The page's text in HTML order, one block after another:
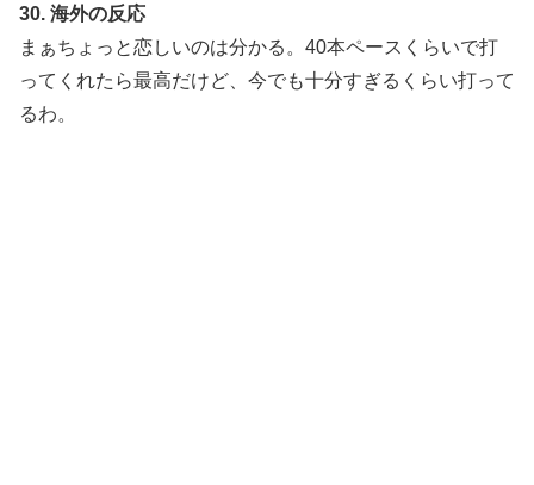
30. 海外の反応
まぁちょっと恋しいのは分かる。40本ペースくらいで打
ってくれたら最高だけど、今でも十分すぎるくらい打って
るわ。